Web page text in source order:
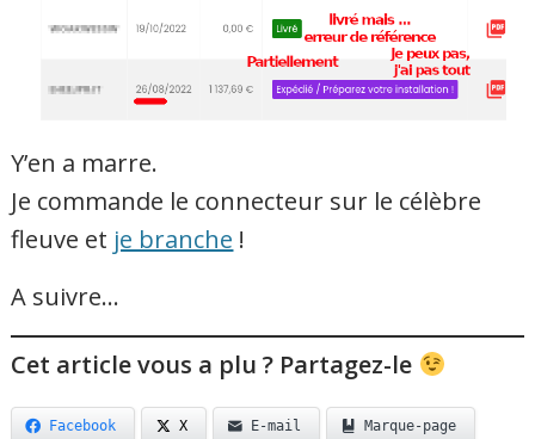
Y’en a marre.
Je commande le connecteur sur le célèbre
fleuve et je branche !
A suivre…
Cet article vous a plu ? Partagez-le
Facebook X E-mail Marque-page